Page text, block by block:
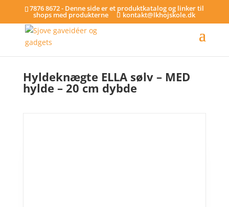
7876 8672 - Denne side er et produktkatalog og linker til
shops med produkterne kontakt@lkhojskole.dk
Hyldeknægte ELLA sølv – MED
hylde – 20 cm dybde